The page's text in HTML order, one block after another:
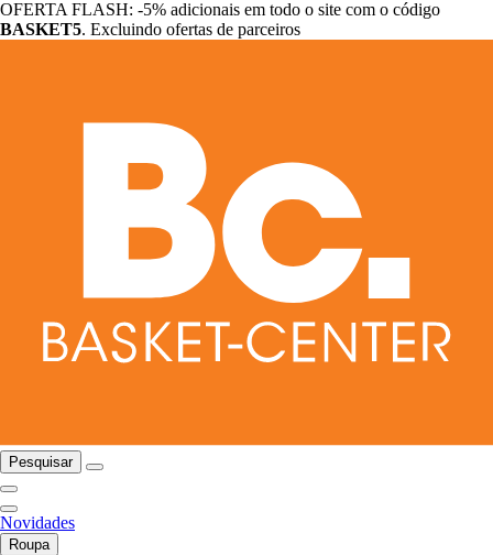
OFERTA FLASH: -5% adicionais em todo o site com o código
BASKET5. Excluindo ofertas de parceiros
Pesquisar
Novidades
Roupa